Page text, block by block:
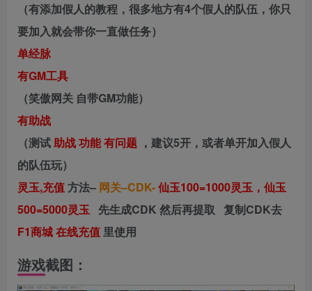
（有添加假人的教程，很多地方有4个假人的队伍，你只
要加入就会带你一直做任务）
单经脉
有GM工具
（笑傲网关 自带GM功能）
有助战
（测试助战功能有问题 ，建议5开，或者单开加入假人
的队伍玩）
灵玉,充值方法– 网关–CDK-仙玉100=1000灵玉，仙玉
500=5000灵玉 先生成CDK 然后再提取 复制CDK去
F1商城 在线充值里使用
游戏截图：